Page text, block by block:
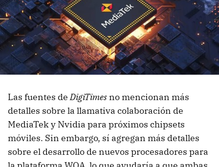
Las fuentes deDigiTimes no mencionan más
detalles sobre la llamativa colaboración de
MediaTek y Nvidia para próximos chipsets
móviles. Sin embargo, sí agregan más detalles
sobre el desarrollo de nuevos procesadores para